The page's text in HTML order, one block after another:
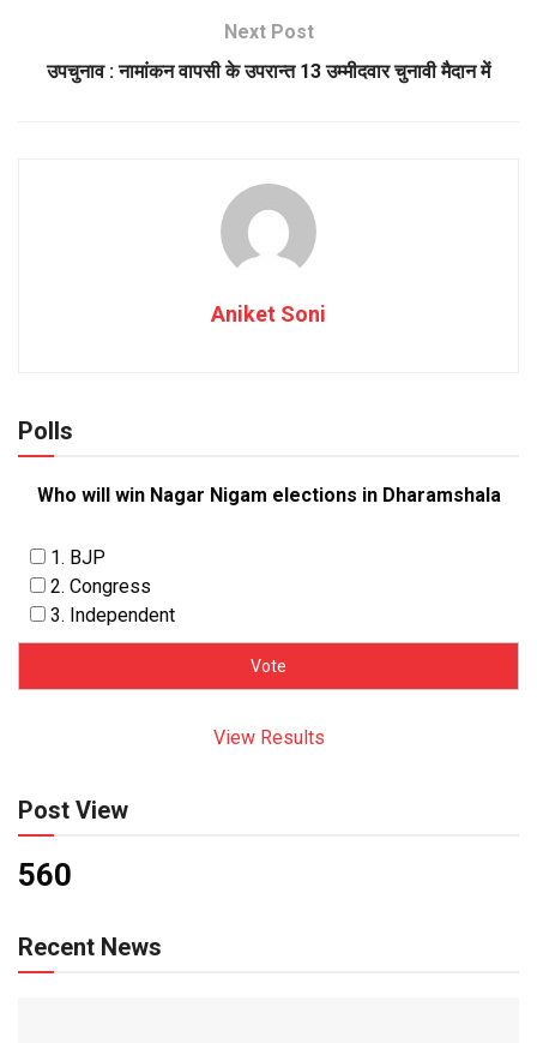
Next Post
उपचुनाव : नामांकन वापसी के उपरान्त 13 उम्मीदवार चुनावी मैदान में
Aniket Soni
Polls
Who will win Nagar Nigam elections in Dharamshala
1. BJP
2. Congress
3. Independent
View Results
Post View
560
Recent News